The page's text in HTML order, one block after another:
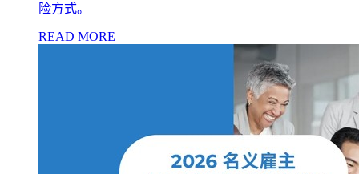
险方式。
READ MORE